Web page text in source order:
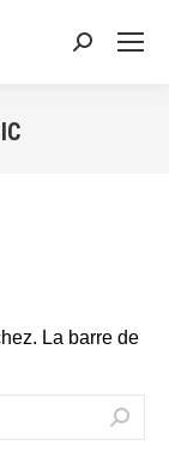
Recherche
La barre de